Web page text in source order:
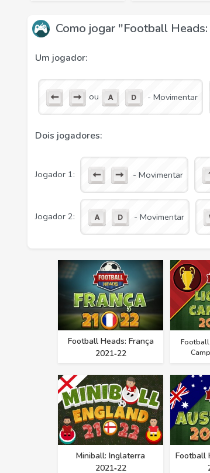
Como jogar "Football
Um jogador:
ou - Movimentar
Dois jogadores:
Jogador 1: - Movimentar
Jogador 2: - Movimentar
Football Heads: França
2021‑22
Football
Miniball: Inglaterra
2021‑22
Football